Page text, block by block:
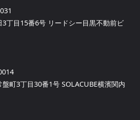
丁目15番6号 リードシー目黒不動前ビ
町3丁目30番1号 SOLACUBE横濱関内